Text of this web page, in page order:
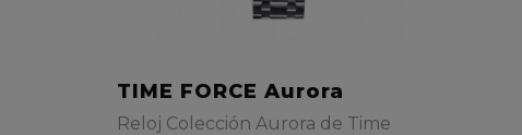
TIME FORCE Aurora
Reloj Colección Aurora de Time